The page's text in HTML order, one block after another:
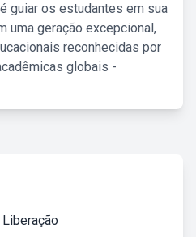
guiar os estudantes em sua
uma geração excepcional,
reconhecidas por
globais -